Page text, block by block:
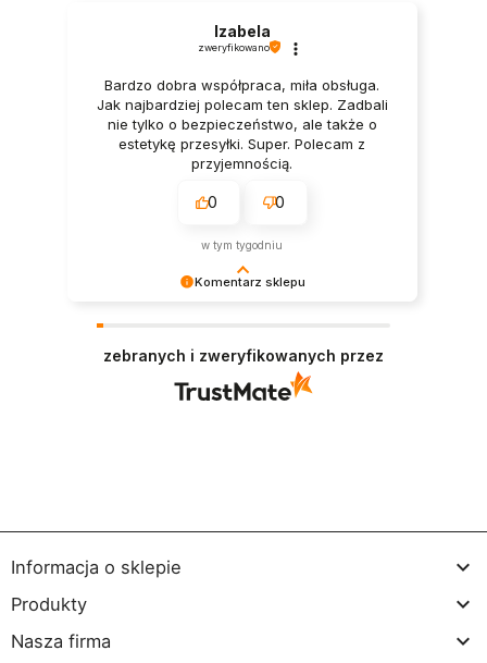
Komentarz sklepu
że jesteśmy na właściwym torze :) Z
pozdrowieniami, obsługa sklepu.
Izabela
zweryfikowano
Bardzo dobra współpraca, miła obsługa.
Jak najbardziej polecam ten sklep. Zadbali
nie tylko o bezpieczeństwo, ale także o
estetykę przesyłki. Super. Polecam z
przyjemnością.
0 0
w tym tygodniu
zebranych i zweryfikowanych przez
Informacja o sklepie 
Produkty 
Nasza firma 